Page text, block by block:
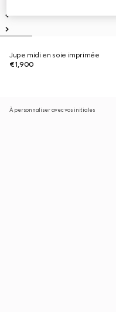
Jupe midi en soie imprimée
€1,900
À personnaliser avec vos initiales